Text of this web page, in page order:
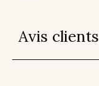
Avis clients